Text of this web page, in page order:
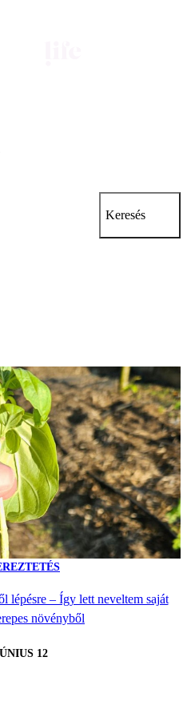
Keresés
lépésre – Így lett neveltem saját
növényből
12